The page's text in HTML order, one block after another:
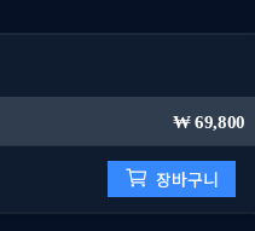
69,800
장바구니